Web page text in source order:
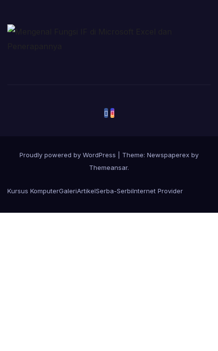
Proudly powered by WordPress
Theme: Newspaperex by
Themeansar.
Kursus KomputerGaleriArtikelSerba-SerbiInternet Provider